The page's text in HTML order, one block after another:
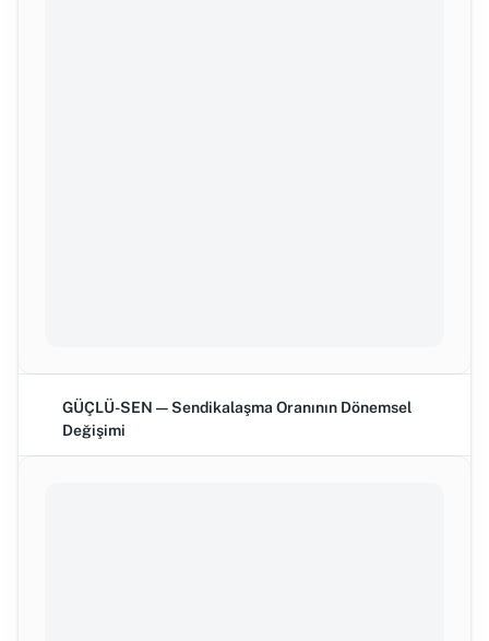
GÜÇLÜ-SEN — Sendikalaşma Oranının Dönemsel
Değişimi